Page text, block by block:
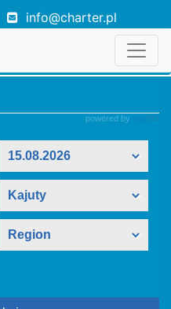
info@charter.pl